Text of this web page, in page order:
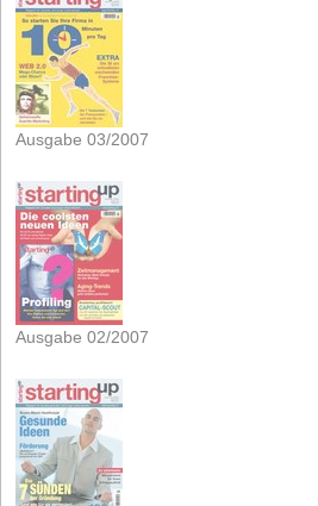
Ausgabe 03/2007
Ausgabe 02/2007